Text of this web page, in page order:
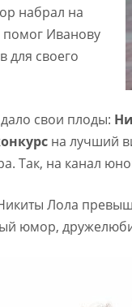
набрал на
Иванову
для своего
свои плоды:
на лучший
Так, на канал
Лола
юмор,